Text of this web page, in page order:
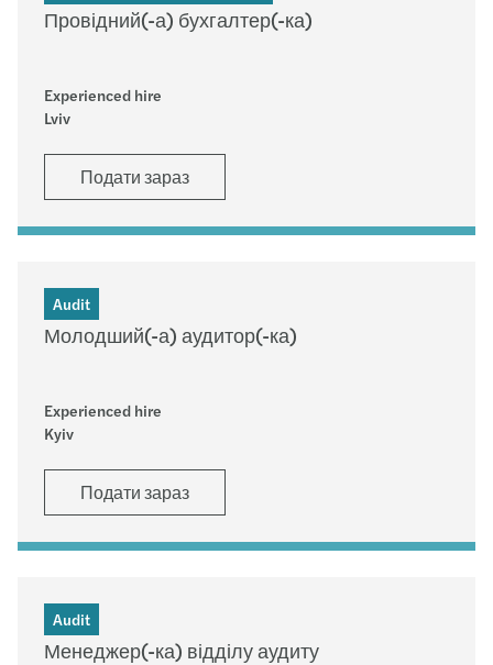
Провідний(-а) бухгалтер(-ка)
Experienced hire
Lviv
Подати зараз
Audit
Молодший(-а) аудитор(-ка)
Experienced hire
Kyiv
Подати зараз
Audit
Менеджер(-ка) відділу аудиту